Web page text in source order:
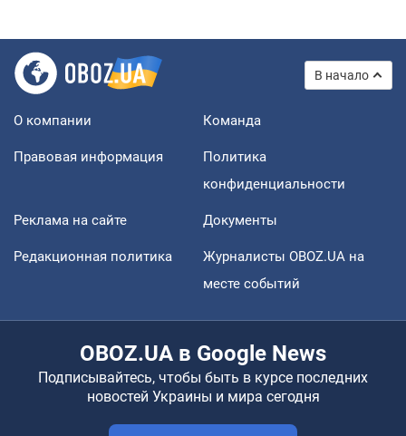
В начало
О компании Команда
Правовая информация
Политика
конфиденциальности
Реклама на сайте Документы
Редакционная политика
Журналисты OBOZ.UA на
месте событий
OBOZ.UA в Google News
Подписывайтесь, чтобы быть в курсе последних
новостей Украины и мира сегодня